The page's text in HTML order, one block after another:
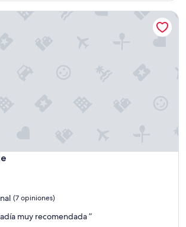
(7 opiniones)
muy recomendada ”